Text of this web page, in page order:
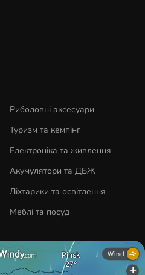
Риболовні аксесуари
Туризм та кемпінг
Електроніка та живлення
Акумулятори та ДБЖ
Ліхтарики та освітлення
Меблі та посуд